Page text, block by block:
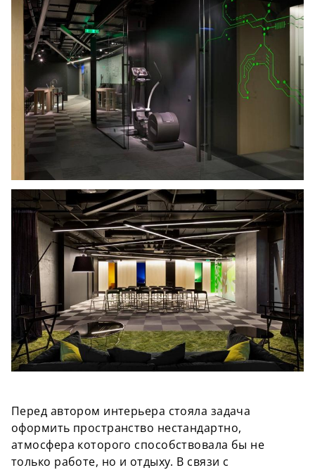
Перед автором интерьера стояла задача
оформить пространство нестандартно,
атмосфера которого способствовала бы не
только работе, но и отдыху. В связи с